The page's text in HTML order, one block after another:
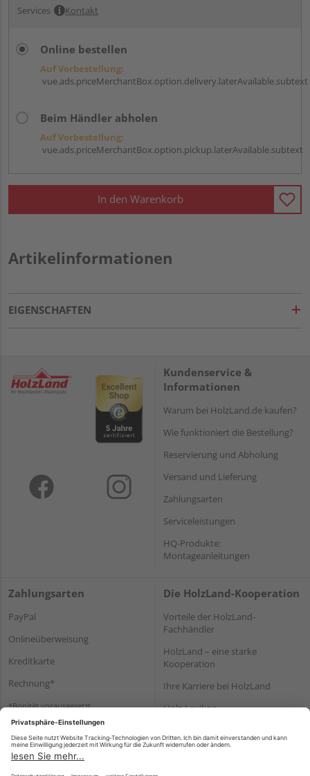
Services Kontakt
Online bestellen
Auf Vorbestellung:
vue.ads.priceMerchantBox.option.delivery.laterAvailable.subtext
Beim Händler abholen
Auf Vorbestellung:
vue.ads.priceMerchantBox.option.pickup.laterAvailable.subtext
In den Warenkorb
Artikelinformationen
EIGENSCHAFTEN
Kundenservice &
Informationen
Warum bei HolzLand.de kaufen?
Wie funktioniert die Bestellung?
Reservierung und Abholung
Versand und Lieferung
Zahlungsarten
Serviceleistungen
HQ-Produkte:
Montageanleitungen
Zahlungsarten
PayPal
Onlineüberweisung
Kreditkarte
Rechnung*
*Bonität vorausgesetzt
Die HolzLand-Kooperation
Vorteile der HolzLand-
Fachhändler
HolzLand – eine starke
Kooperation
Ihre Karriere bei HolzLand
Holz-Lexikon